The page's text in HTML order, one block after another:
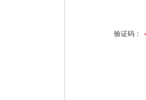
验证码：